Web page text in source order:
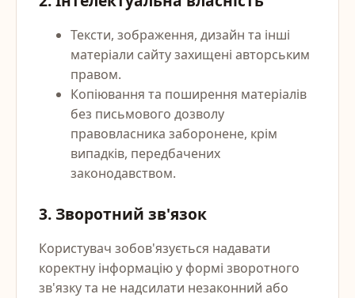
Тексти, зображення, дизайн та інші
матеріали сайту захищені авторським
правом.
Копіювання та поширення матеріалів
без письмового дозволу
правовласника заборонене, крім
випадків, передбачених
законодавством.
3. Зворотний зв'язок
Користувач зобов'язується надавати
коректну інформацію у формі зворотного
зв'язку та не надсилати незаконний або